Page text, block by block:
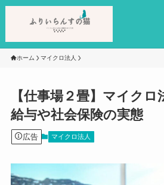
ホーム マイクロ法人
【仕事場２畳】マイク
給与や社会保険の実態
広告 マイクロ法人